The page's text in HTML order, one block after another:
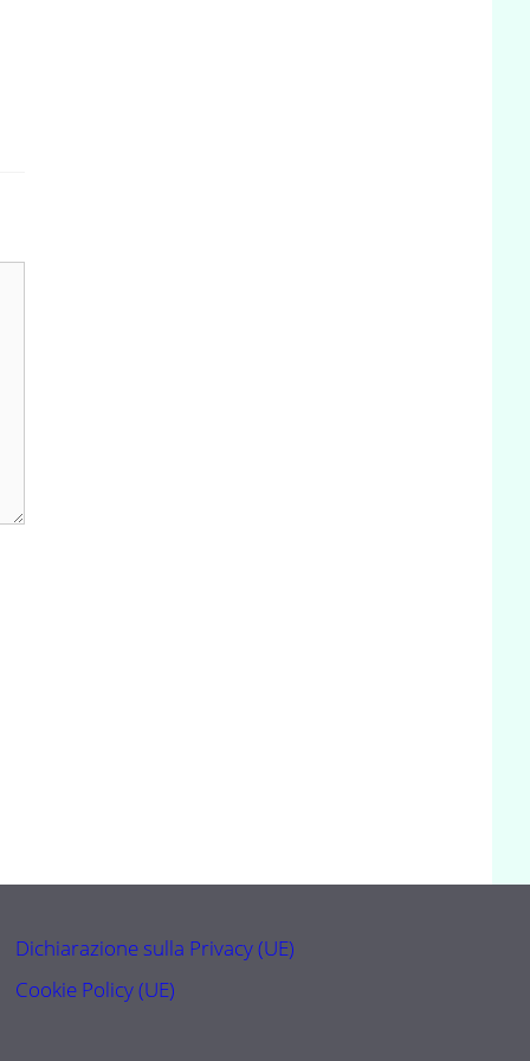
Dichiarazione sulla Privacy (UE)
Cookie Policy (UE)